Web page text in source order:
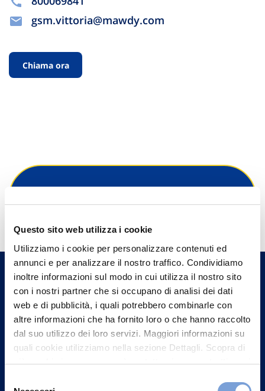
Questo sito web utilizza i cookie
Utilizziamo i cookie per personalizzare contenuti ed
annunci e per analizzare il nostro traffico. Condividiamo
inoltre informazioni sul modo in cui utilizza il nostro sito
con i nostri partner che si occupano di analisi dei dati
web e di pubblicità, i quali potrebbero combinarle con
altre informazioni che ha fornito loro o che hanno raccolto
dal suo utilizzo dei loro servizi. Maggiori informazioni su
quali cookie utilizziamo nella sezione Dettagli. Scopra di
più su chi siamo, come può contattarci e come trattiamo i
gsm.vittoria@mawdy.com
Chiama ora
Hai bisogno di
informazioni?
Trova l'Agenzia più vicina a te e parla con
un nostro Agente.
Contattaci